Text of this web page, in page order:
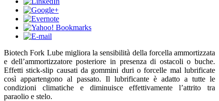
​Biotech Fork Lube migliora la sensibilità della forcella ammortizzata
e dell’ammortizzatore posteriore in presenza di ostacoli o buche.
Effetti stick-slip causati da gommini duri o forcelle mal lubrificate
così appartengono al passato. Il lubrificante è adatto a tutte le
condizioni climatiche e diminuisce effettivamente l’attrito tra
paraolio e stelo.